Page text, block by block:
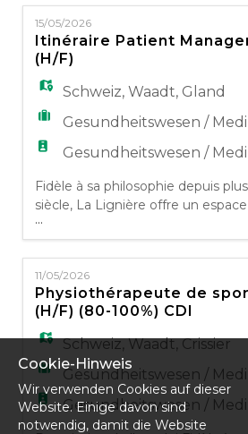
l'individu dans ses besoins
psychosociaux et spirituels, nos
d'adressent à toute personne
de soins ou désirant maintenir ou
développer un style de vie
15/05/2026
Itinéraire Patient
(H/F)
Schweiz,Waadt, Gland
Gesundheitswesen /
Gesundheitswesen /
Fidèle à sa philosophie depuis
siècle, La Lignière offre un espace
pluridisciplinaire où le patient est
de toute l'attention. Prenant en
l'individu dans ses besoins
psychosociaux et spirituels, nos
s'adressent à toute personne
de soins ou désirant maintenir ou
développer un style de vie
...
11/05/2026
Physiothérapeute de
(H/F) (80-100%) CDI
Schweiz,Waadt,Crissier
Gesundheitswesen /
Gesundheitswesen /
Cookie-Hinweis
Wir verwenden Cookies auf dieser
Website. Einige davon sind
notwendig, damit die Website